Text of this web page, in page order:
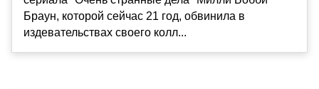
Браун, которой сейчас 21 год, обвинила в
издевательствах своего колл...